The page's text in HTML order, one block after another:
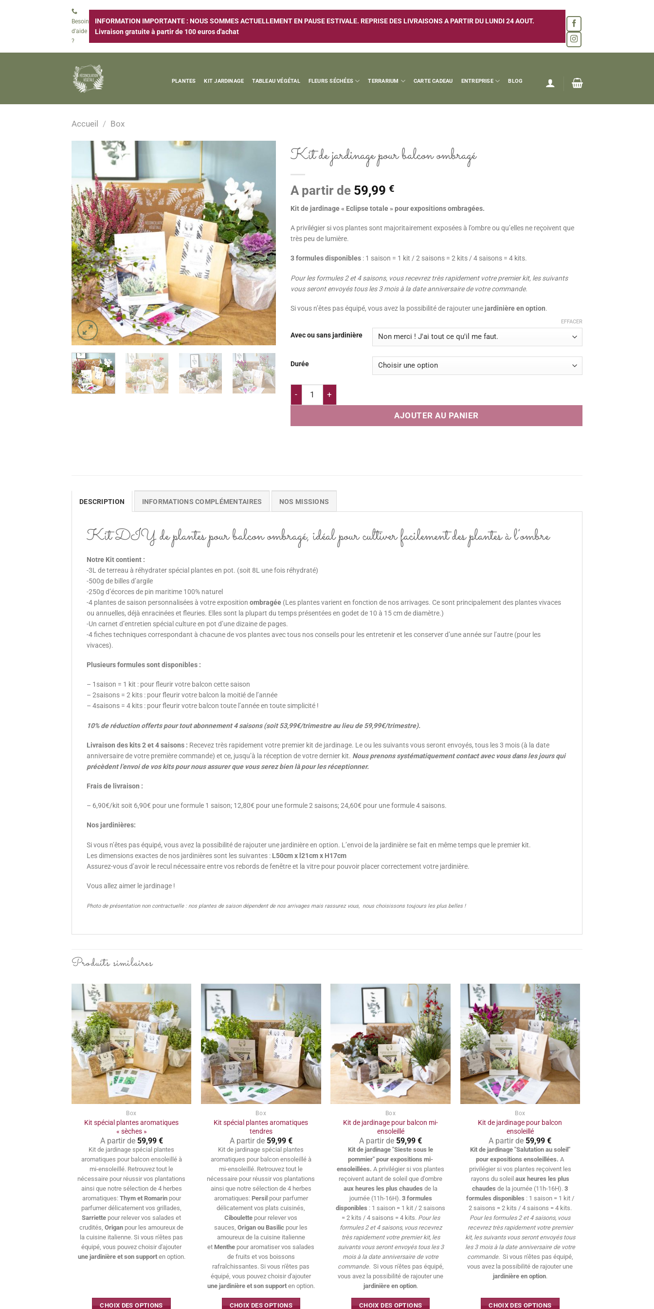
Besoin
d'aide
?
INFORMATION IMPORTANTE : NOUS SOMMES ACTUELLEMENT EN PAUSE ESTIVALE. REPRISE DES LIVRAISONS A PARTIR DU LUNDI 24 AOUT.
Livraison gratuite à partir de 100 euros d'achat
PLANTES KIT JARDINAGE TABLEAU VÉGÉTAL FLEURS SÉCHÉES TERRARIUM CARTE CADEAU ENTREPRISE BLOG
Accueil / Box
à la
wishlist
Kit de jardinage pour balcon ombragé
A partir de 59,99 €
Kit de jardinage « Eclipse totale » pour expositions ombragées.
A privilégier si vos plantes sont majoritairement exposées à l’ombre ou qu’elles ne reçoivent que
très peu de lumière.
3 formules disponibles : 1 saison = 1 kit / 2 saisons = 2 kits / 4 saisons = 4 kits.
Pour les formules 2 et 4 saisons, vous recevrez très rapidement votre premier kit, les suivants
vous seront envoyés tous les 3 mois à la date anniversaire de votre commande.
Si vous n’êtes pas équipé, vous avez la possibilité de rajouter une jardinière en option.
Avec ou sans jardinière
Durée
EFFACER
quantité de Kit de jardinage pour balcon ombragé
AJOUTER AU PANIER
DESCRIPTION INFORMATIONS COMPLÉMENTAIRES NOS MISSIONS
Kit DIY de plantes pour balcon ombragé, idéal pour cultiver facilement des plantes à l’ombre
Notre Kit contient :
-3L de terreau à réhydrater spécial plantes en pot. (soit 8L une fois réhydraté)
-500g de billes d’argile
-250g d’écorces de pin maritime 100% naturel
-4 plantes de saison personnalisées à votre exposition ombragée (Les plantes varient en fonction de nos arrivages. Ce sont principalement des plantes vivaces
ou annuelles, déjà enracinées et fleuries. Elles sont la plupart du temps présentées en godet de 10 à 15 cm de diamètre.)
-Un carnet d’entretien spécial culture en pot d’une dizaine de pages.
-4 fiches techniques correspondant à chacune de vos plantes avec tous nos conseils pour les entretenir et les conserver d’une année sur l’autre (pour les
vivaces).
Plusieurs formules sont disponibles :
– 1saison = 1 kit : pour fleurir votre balcon cette saison
– 2saisons = 2 kits : pour fleurir votre balcon la moitié de l’année
– 4saisons = 4 kits : pour fleurir votre balcon toute l’année en toute simplicité !
10% de réduction offerts pour tout abonnement 4 saisons (soit 53,99€/trimestre au lieu de 59,99€/trimestre).
Livraison des kits 2 et 4 saisons : Recevez très rapidement votre premier kit de jardinage. Le ou les suivants vous seront envoyés, tous les 3 mois (à la date
anniversaire de votre première commande) et ce, jusqu’à la réception de votre dernier kit. Nous prenons systématiquement contact avec vous dans les jours qui
précèdent l’envoi de vos kits pour nous assurer que vous serez bien là pour les réceptionner.
Frais de livraison :
– 6,90€/kit soit 6,90€ pour une formule 1 saison; 12,80€ pour une formule 2 saisons; 24,60€ pour une formule 4 saisons.
Nos jardinières:
Si vous n’êtes pas équipé, vous avez la possibilité de rajouter une jardinière en option. L’envoi de la jardinière se fait en même temps que le premier kit.
Les dimensions exactes de nos jardinières sont les suivantes : L50cm x l21cm x H17cm
Assurez-vous d’avoir le recul nécessaire entre vos rebords de fenêtre et la vitre pour pouvoir placer correctement votre jardinière.
Vous allez aimer le jardinage !
Photo de présentation non contractuelle : nos plantes de saison dépendent de nos arrivages mais rassurez vous, nous choisissons toujours les plus belles !
Produits similaires
Ajouter
à la
wishlist
Box
Kit spécial plantes aromatiques
« sèches »
A partir de 59,99 €
Kit de jardinage spécial plantes
aromatiques pour balcon ensoleillé à
mi-ensoleillé. Retrouvez tout le
nécessaire pour réussir vos plantations
ainsi que notre sélection de 4 herbes
aromatiques: Thym et Romarin pour
parfumer délicatement vos grillades,
Sarriette pour relever vos salades et
crudités,Origan pour les amoureux de
la cuisine italienne. Si vous n'êtes pas
équipé, vous pouvez choisir d'ajouter
une jardinière et son support en option.
CHOIX DES OPTIONS
Ajouter
à la
wishlist
Box
Kit spécial plantes aromatiques
tendres
A partir de 59,99 €
Kit de jardinage spécial plantes
aromatiques pour balcon ensoleillé à
mi-ensoleillé. Retrouvez tout le
nécessaire pour réussir vos plantations
ainsi que notre sélection de 4 herbes
aromatiques: Persil pour parfumer
délicatement vos plats cuisinés,
Ciboulette pour relever vos
sauces,Origan ou Basilic pour les
amoureux de la cuisine italienne
etMenthe pour aromatiser vos salades
de fruits et vos boissons
rafraîchissantes. Si vous n'êtes pas
équipé, vous pouvez choisir d'ajouter
une jardinière et son support en option.
CHOIX DES OPTIONS
Ajouter
à la
wishlist
Box
Kit de jardinage pour balcon mi-
ensoleillé
A partir de59,99€
Kit de jardinage "Sieste sous le
pommier" pour expositions mi-
ensoleillées.A privilégier si vos plantes
reçoivent autant de soleil que d'ombre
aux heures les plus chaudes de la
journée (11h-16H). 3 formules
disponibles : 1 saison = 1 kit / 2 saisons
= 2 kits / 4 saisons = 4 kits. Pour les
formules 2 et 4 saisons, vous recevrez
très rapidement votre premier kit, les
suivants vous seront envoyés tous les 3
mois à la date anniversaire de votre
commande. Si vous n'êtes pas équipé,
vous avez la possibilité de rajouter une
jardinière en option.
CHOIX DES OPTIONS
Ajouter
à la
wishlist
Box
Kit de jardinage pour balcon
ensoleillé
A partir de59,99€
Kit de jardinage "Salutation au soleil"
pour expositions ensoleillées.A
privilégier si vos plantes reçoivent les
rayons du soleil aux heures les plus
chaudes de la journée (11h-16H).3
formules disponibles : 1 saison = 1 kit /
2 saisons = 2 kits / 4 saisons = 4 kits.
Pour les formules 2 et 4 saisons, vous
recevrez très rapidement votre premier
kit, les suivants vous seront envoyés tous
les 3 mois à la date anniversaire de votre
commande. Si vous n'êtes pas équipé,
vous avez la possibilité de rajouter une
jardinière en option.
CHOIX DES OPTIONS